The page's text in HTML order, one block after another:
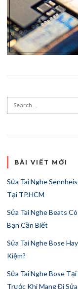
Search for:
BÀI VIẾT MỚI
Sửa Tai Nghe
Tại TP.HCM
Sửa Tai Nghe Beats
Bạn Cần Biết
Sửa Tai Nghe Bose
Kiệm?
Sửa Tai Nghe Bose
Trước Khi Mang Đi Sửa